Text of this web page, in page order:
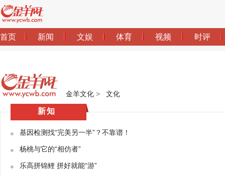
金羊文化 > 文化
新知
基因检测找“完美另一半”？不靠谱！
杨桃与它的“相仿者”
乐高拼锦鲤 拼好就能“游”